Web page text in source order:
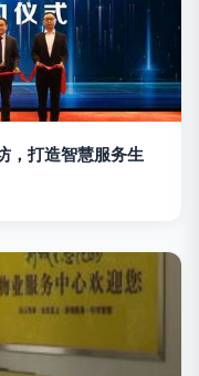
，打造智慧服务生